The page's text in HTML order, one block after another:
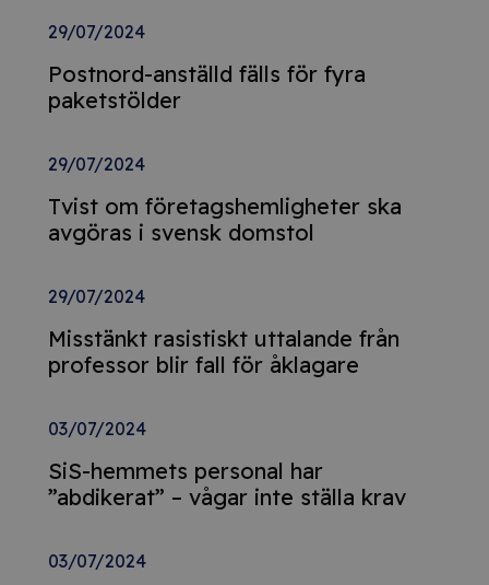
29/07/2024
Postnord-anställd fälls för fyra
paketstölder
29/07/2024
Tvist om företagshemligheter ska
avgöras i svensk domstol
29/07/2024
Misstänkt rasistiskt uttalande från
professor blir fall för åklagare
03/07/2024
SiS-hemmets personal har
”abdikerat” – vågar inte ställa krav
03/07/2024